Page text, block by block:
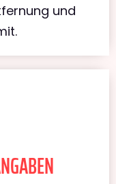
und